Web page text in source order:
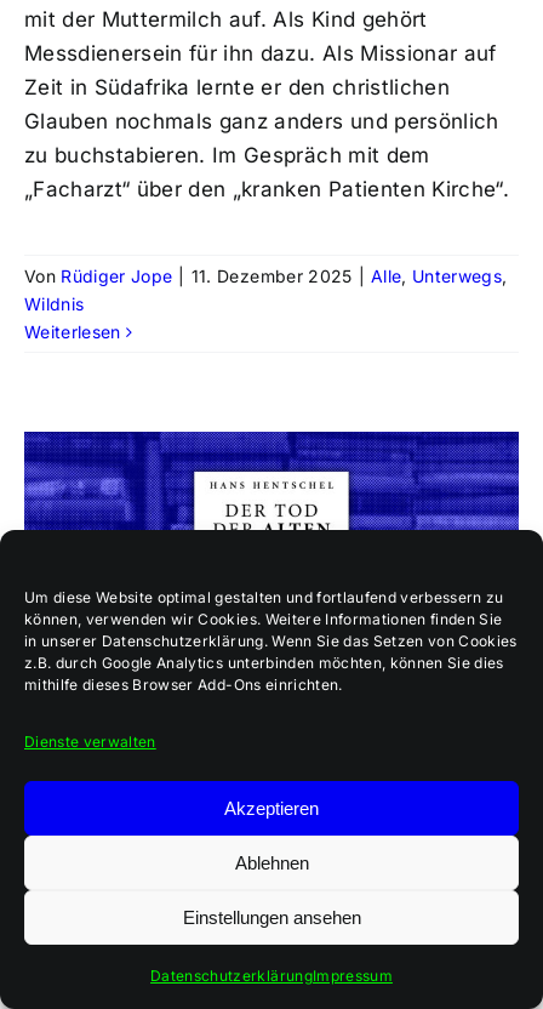
Um diese Website optimal gestalten und fortlaufend verbessern zu
können, verwenden wir Cookies. Weitere Informationen finden Sie
in unserer Datenschutzerklärung. Wenn Sie das Setzen von Cookies
z.B. durch Google Analytics unterbinden möchten, können Sie dies
mithilfe dieses Browser Add-Ons einrichten.
Dienste verwalten
Akzeptieren
Ablehnen
Einstellungen ansehen
DatenschutzerklärungImpressum
mit der Muttermilch auf. Als Kind gehört
Messdienersein für ihn dazu. Als Missionar auf
Zeit in Südafrika lernte er den christlichen
Glauben nochmals ganz anders und persönlich
zu buchstabieren. Im Gespräch mit dem
„Facharzt“ über den „kranken Patienten Kirche“.
Von Rüdiger Jope 11. Dezember 2025 Alle, Unterwegs,
Wildnis
Weiterlesen
Buchtipp: „Der Tod der
alten Dame“ von Hans
Zu Beginn ein Geständnis: Ich liebe
Wimmelbilder! Seit Kindertagen faszinieren sie